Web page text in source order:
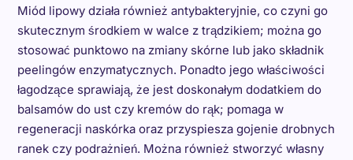
Miód lipowy działa również antybakteryjnie, co czyni go
skutecznym środkiem w walce z trądzikiem; można go
stosować punktowo na zmiany skórne lub jako składnik
peelingów enzymatycznych. Ponadto jego właściwości
łagodzące sprawiają, że jest doskonałym dodatkiem do
balsamów do ust czy kremów do rąk; pomaga w
regeneracji naskórka oraz przyspiesza gojenie drobnych
ranek czy podrażnień. Można również stworzyć własny